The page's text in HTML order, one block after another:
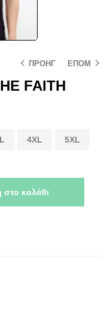
ΠΡΟΗΓ ΕΠΟΜ
FAITH
4XL 5XL
καλάθι